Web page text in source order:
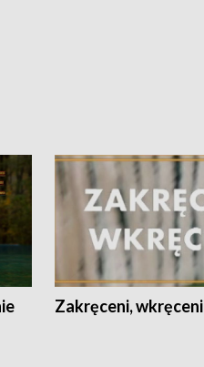
Zakręceni, wkręceni